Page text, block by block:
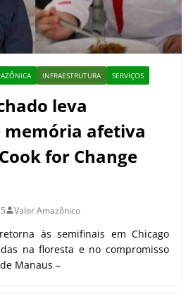
INFRAESTRUTURA SERVIÇOS
leva
memória afetiva
for Change
Valor Amazônico
às semifinais em Chicago
na floresta e no compromisso
Manaus –